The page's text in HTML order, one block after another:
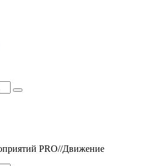
PRO//Движение